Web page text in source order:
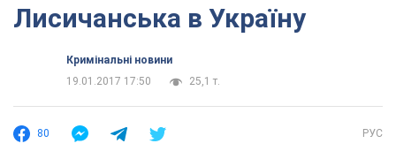
Лисичанська в Україну
Кримінальні новини
19.01.2017 17:50
25,1 т.
80 РУС